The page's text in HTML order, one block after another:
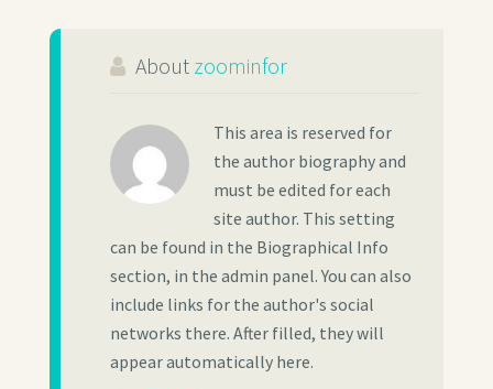
About zoominfor
This area is reserved for
the author biography and
must be edited for each
site author. This setting
can be found in the Biographical Info
section, in the admin panel. You can also
include links for the author's social
networks there. After filled, they will
appear automatically here.